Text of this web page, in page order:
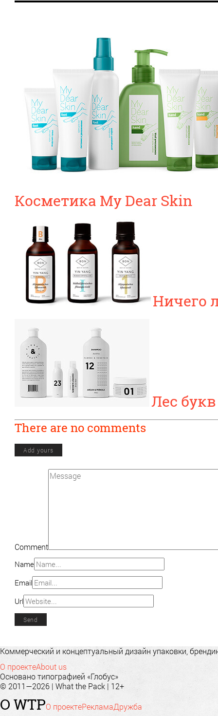
Косметика My Dear Skin
Ничего
Лес букв
There are no comments
Add yours
Comment
Name
Email
Url
Коммерческий и концептуальный дизайн упаковки,
О проектеAbout us
Основано типографией «Глобус»
© 2011—2026 | What the Pack | 12+
О WTPО проектеРекламаДружба